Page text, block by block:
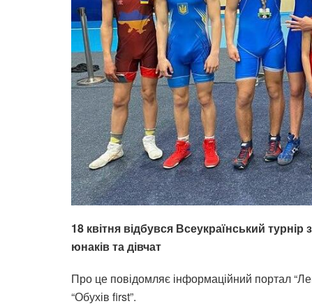
18 квітня відбувся Всеукраїнський
юнаків та дівчат
Про це повідомляє інформаційний портал
“Обухів first”.